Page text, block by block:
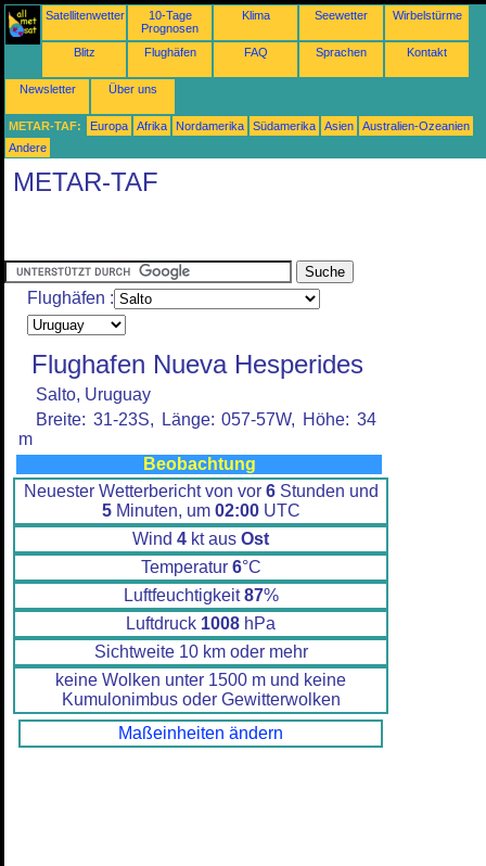
Satellitenwetter
10-Tage
Prognosen
Klima Seewetter Wirbelstürme
Blitz Flughäfen FAQ Sprachen Kontakt
Newsletter Über uns
METAR-TAF: Europa Afrika Nordamerika Südamerika Asien
Australien-Ozeanien
Andere
METAR-TAF
Flughäfen :
Flughafen Nueva Hesperides
Salto, Uruguay
Breite: 31-23S, Länge: 057-57W, Höhe: 34
m
Beobachtung
Neuester Wetterbericht von vor 6Stunden und
5Minuten, um 02:00UTC
Wind 4 kt aus Ost
Temperatur 6°C
Luftfeuchtigkeit87%
Luftdruck 1008 hPa
Sichtweite 10 km oder mehr
keine Wolken unter 1500 m und keine
Kumulonimbus oder Gewitterwolken
Maßeinheiten ändern